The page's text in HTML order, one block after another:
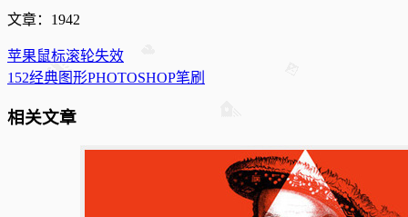
文章：1942
苹果鼠标滚轮失效
152经典图形PHOTOSHOP笔刷
相关文章